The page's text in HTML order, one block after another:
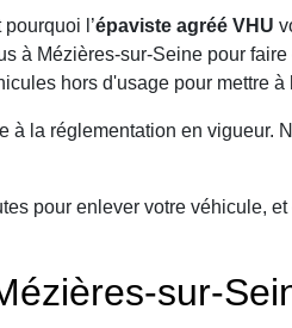
l’épaviste agréé VHU
à Mézières-sur-Seine pour
hors d'usage pour mettre à
à la réglementation en vigueur.
pour enlever votre véhicule, et
sur-